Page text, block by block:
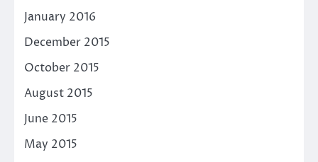
January 2016
December 2015
October 2015
August 2015
June 2015
May 2015